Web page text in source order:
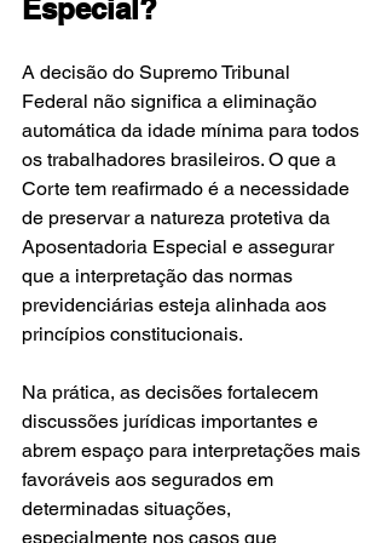
Especial?
A decisão do Supremo Tribunal
Federal não significa a eliminação
automática da idade mínima para todos
os trabalhadores brasileiros. O que a
Corte tem reafirmado é a necessidade
de preservar a natureza protetiva da
Aposentadoria Especial e assegurar
que a interpretação das normas
previdenciárias esteja alinhada aos
princípios constitucionais.
Na prática, as decisões fortalecem
discussões jurídicas importantes e
abrem espaço para interpretações mais
favoráveis aos segurados em
determinadas situações,
especialmente nos casos que